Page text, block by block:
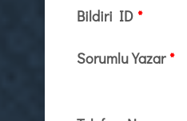
Bildiri ID *
Sorumlu Yazar *